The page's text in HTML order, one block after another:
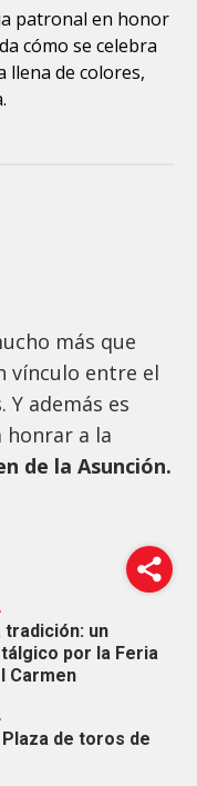
patronal en honor
cómo se celebra
llena de colores,
más que
vínculo entre el
además es
a la
de la Asunción.
tradición: un
por la Feria
Carmen
de toros de